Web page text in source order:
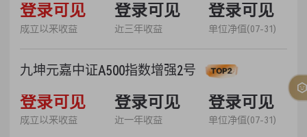
53.36%
成立以来收益
登录可见 52.84%
近三年收益
登录可见 1.5336
单位净值(07-31)
登录可见
九坤元嘉中证A500指数增强2号
35.14%
成立以来收益
登录可见 25.61%
近一年收益
登录可见 1.3513
单位净值(07-31)
登录可见